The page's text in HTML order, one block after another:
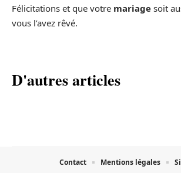
Félicitations et que votre mariage soit
vous l’avez rêvé.
D'autres articles
Contact Mentions légales